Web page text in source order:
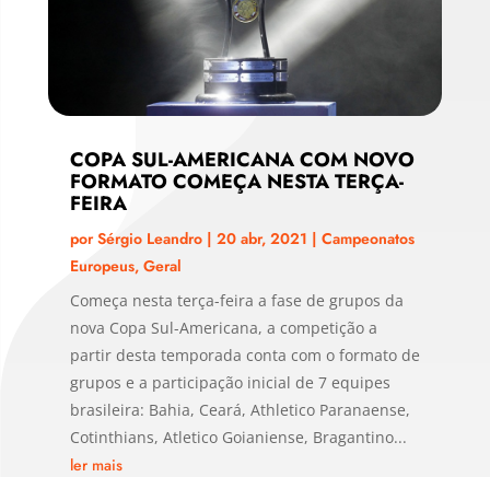
COPA SUL-AMERICANA COM NOVO
FORMATO COMEÇA NESTA TERÇA-
FEIRA
porSérgio Leandro| 20 abr, 2021 | Campeonatos
Europeus, Geral
Começa nesta terça-feira a fase de grupos da
nova Copa Sul-Americana, a competição a
partir desta temporada conta com o formato de
grupos e a participação inicial de 7 equipes
brasileira: Bahia, Ceará, Athletico Paranaense,
Cotinthians, Atletico Goianiense, Bragantino...
ler mais